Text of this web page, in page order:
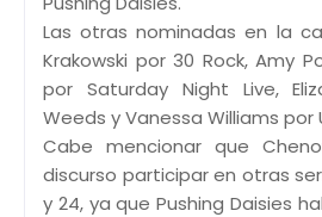
Las otras nominadas en la
Krakowski por 30 Rock, Amy
por Saturday Night Live,
Weeds y Vanessa Williams por
Cabe mencionar que
discurso participar en otras
y 24, ya que Pushing Daisies